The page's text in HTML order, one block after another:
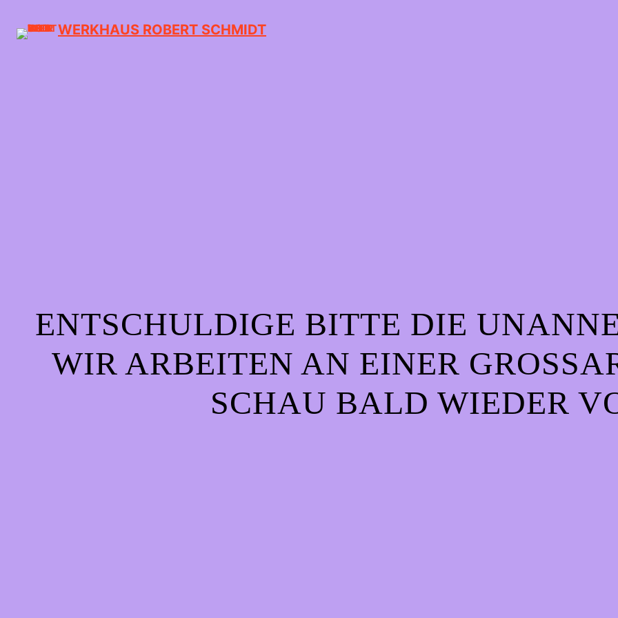
WERKHAUS ROBERT SCHMIDT
ENTSCHULDIGE BITTE DIE
WIR ARBEITEN AN EINER
CHAU BALD WIEDER